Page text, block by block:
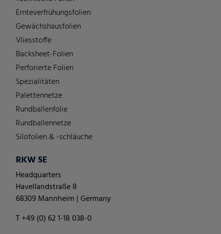
Ernteverfrühungsfolien
Gewächshausfolien
Vliesstoffe
Backsheet-Folien
Perforierte Folien
Spezialitäten
Palettennetze
Rundballenfolie
Rundballennetze
Silofolien & -schläuche
RKW SE
Headquarters
Havellandstraße 8
68309 Mannheim | Germany
T +49 (0) 62 1-18 038-0